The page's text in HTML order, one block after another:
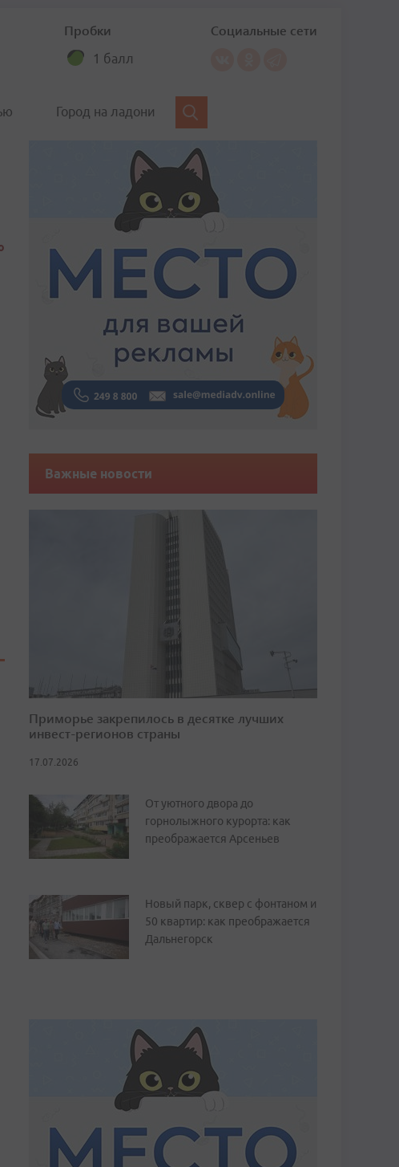
Пробки
1 балл
Социальные сети
Город на ладони
Важные новости
Приморье закрепилось в десятке лучших
инвест-регионов страны
17.07.2026
От уютного двора до
горнолыжного курорта: как
преображается Арсеньев
Новый парк, сквер с фонтаном и
50 квартир: как преображается
Дальнегорск